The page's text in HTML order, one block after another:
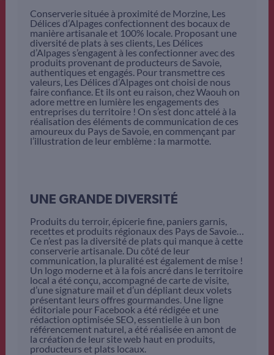
Conserverie située à proximité de Morzine, Les
Délices d’Alpages confectionnent des bocaux de
manière artisanale et 100% locale. Proposant une
diversité de plats à ses clients, Les Délices
d’Alpages s’engagent à les confectionner avec des
produits provenant de producteurs de Savoie,
authentiques et engagés. Pour transmettre ces
valeurs, Les Délices d’Alpages ont choisi de nous
faire confiance. Et ils ont eu raison, chez Waouh on
adore mettre en lumière les engagements des
entreprises du territoire ! On s’est donc attelé à la
réalisation des éléments de communication de ces
amoureux du Pays de Savoie, en commençant par
l’illustration de leur emblème : la marmotte.
UNE GRANDE DIVERSITÉ
Produits du terroir, épicerie fine, paniers garnis,
recettes et produits régionaux des Pays de Savoie…
Ce n’est pas la diversité de plats qui manque à cette
conserverie artisanale. Du côté de leur
communication, la pluralité est également de mise !
Un logo moderne et à la fois ancré dans le territoire
local a été conçu, accompagné de carte de visite,
d’une signature mail et d’un dépliant deux volets
présentant leurs offres gourmandes. Une ligne
éditoriale pour Facebook a été rédigée et une
rédaction optimisée SEO, essentielle à un bon
référencement naturel, a été réalisée en amont de
la création de leur site web haut en produits,
producteurs et plats locaux.